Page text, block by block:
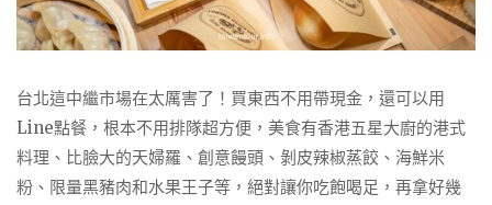
台北這中繼市場在太厲害了！買東西不用帶現金，還可以用
Line點餐，根本不用排隊超方便，美食有香港五星大廚的港式
料理、比臉大的天婦羅、創意饅頭、剝皮辣椒蒸餃、海鮮米
粉、限量黑豬肉和水果王子等，絕對讓你吃飽喝足，再拿好幾